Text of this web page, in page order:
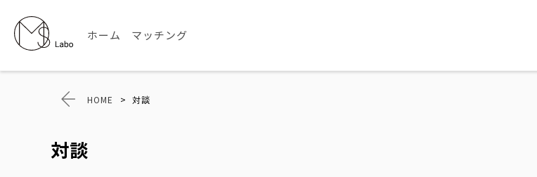
ホーム マッチング
HOME > 対談
対談